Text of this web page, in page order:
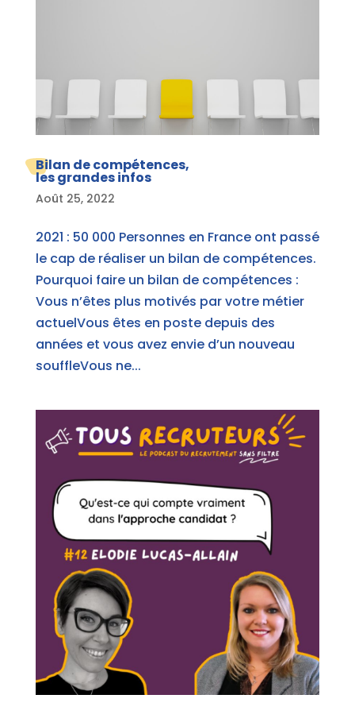
Bilan de compétences,
les grandes infos
Août 25, 2022
2021 : 50 000 Personnes en France ont passé
le cap de réaliser un bilan de compétences.
Pourquoi faire un bilan de compétences :
Vous n’êtes plus motivés par votre métier
actuelVous êtes en poste depuis des
années et vous avez envie d’un nouveau
souffleVous ne...